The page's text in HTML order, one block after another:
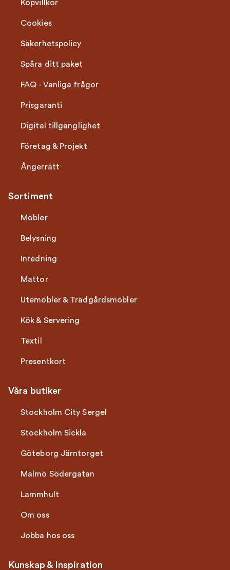
Köpvillkor
Cookies
Säkerhetspolicy
Spåra ditt paket
FAQ - Vanliga frågor
Prisgaranti
Digital tillgänglighet
Företag & Projekt
Ångerrätt
Sortiment
Möbler
Belysning
Inredning
Mattor
Utemöbler & Trädgårdsmöbler
Kök & Servering
Textil
Presentkort
Våra butiker
Stockholm City Sergel
Stockholm Sickla
Göteborg Järntorget
Malmö Södergatan
Lammhult
Om oss
Jobba hos oss
Kunskap & Inspiration